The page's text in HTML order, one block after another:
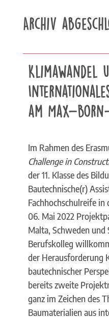
Archiv
Klimawandel
am Max-
Im Rahmen des
Challenge in
der 11. Klasse des
Bautechnische(r)
Fachhochschulreife
06. Mai 2022
Malta, Schweden
Berufskolleg
der Herausforderung
bautechnischer
bereits zweite
ganz im Zeichen des
Baumaterialien aus